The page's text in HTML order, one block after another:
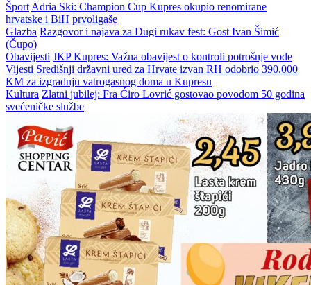
Šport Adria Ski: Champion Cup Kupres okupio renomirane
hrvatske i BiH prvoligaše
Glazba Razgovor i najava za Dugi rukav fest: Gost Ivan Šimić
(Čupo)
Obavijesti JKP Kupres: Važna obavijest o kontroli potrošnje vode
Vijesti Središnji državni ured za Hrvate izvan RH odobrio 390.000
KM za izgradnju vatrogasnog doma u Kupresu
Kultura Zlatni jubilej: Fra Ćiro Lovrić gostovao povodom 50 godina
svećeničke službe